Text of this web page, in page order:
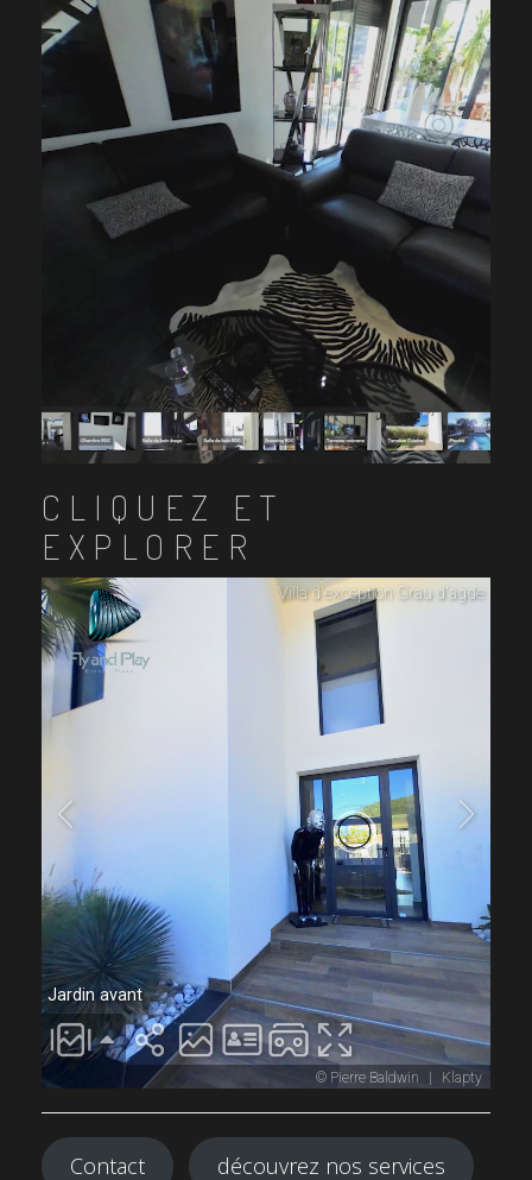
CLIQUEZ ET
EXPLORER
Contact découvrez nos services